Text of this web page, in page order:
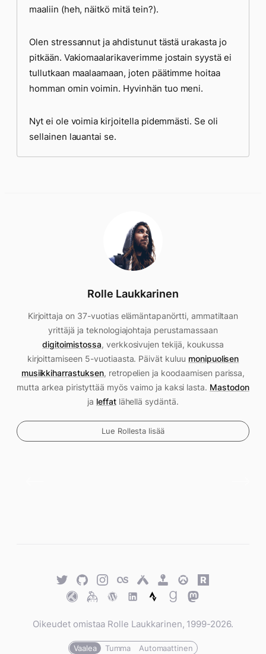
maaliin (heh, näitkö mitä tein?).
Olen stressannut ja ahdistunut tästä urakasta jo
pitkään. Vakiomaalarikaverimme jostain syystä ei
tullutkaan maalaamaan, joten päätimme hoitaa
homman omin voimin. Hyvinhän tuo meni.
Nyt ei ole voimia kirjoitella pidemmästi. Se oli
sellainen lauantai se.
Rolle Laukkarinen
Kirjoittaja on 37-vuotias elämäntapanörtti, ammatiltaan
yrittäjä ja teknologiajohtaja perustamassaan
digitoimistossa, verkkosivujen tekijä, koukussa
kirjoittamiseen 5-vuotiaasta. Päivät kuluu monipuolisen
musiikkiharrastuksen, retropelien ja koodaamisen parissa,
mutta arkea piristyttää myös vaimo ja kaksi lasta. Mastodon
ja leffatlähellä sydäntä.
Lue Rollesta lisää
TwitterGitHubTwitterLast.fmUntappd
Retro
Achievements
Overwatch
Rawg.io
TraktKeybaseWordPress
WordPress
StravaGoodreads
Mastodon
Oikeudet omistaa Rolle Laukkarinen, 1999-2026.
Vaalea Tumma Automaattinen